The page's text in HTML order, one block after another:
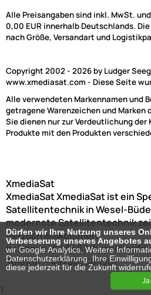
Alle Preisangaben sind inkl. MwSt.
0,00 EUR innerhalb Deutschlands.
nach Größe, Versandart und
Copyright 2002 - 2026 by Ludger
www.xmediasat.com - Diese Seite
Alle verwendeten Markennamen und
getragene Warenzeichen und Marken
Sie dienen nur zur Verdeutlichung
Produkte mit den Produkten
XmediaSat
XmediaSatXmediaSat ist ein
Satellitentechnik in Wesel-
modernste Satellitentechnik
herzlich willkommen!
Im Hamm 1546487Wesel
Telefon:+492803803901
Dürfen wir Ihre Nutzung unseres
Verbesserung unseres Angebotes
wir Google Analytics. Weitere
Datenschutzerklärung. Ihre
diese jederzeit für die Zukunft
Ja
1